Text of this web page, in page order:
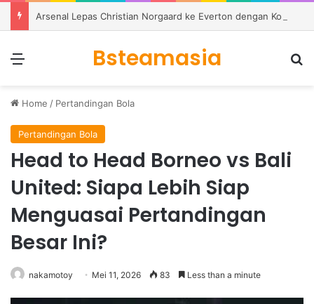
Bsteamasia
Home / Pertandingan Bola
Pertandingan Bola
Head to Head Borneo vs Bali
United: Siapa Lebih Siap
Menguasai Pertandingan
Besar Ini?
nakamotoy Mei 11, 2026 83 Less than a minute